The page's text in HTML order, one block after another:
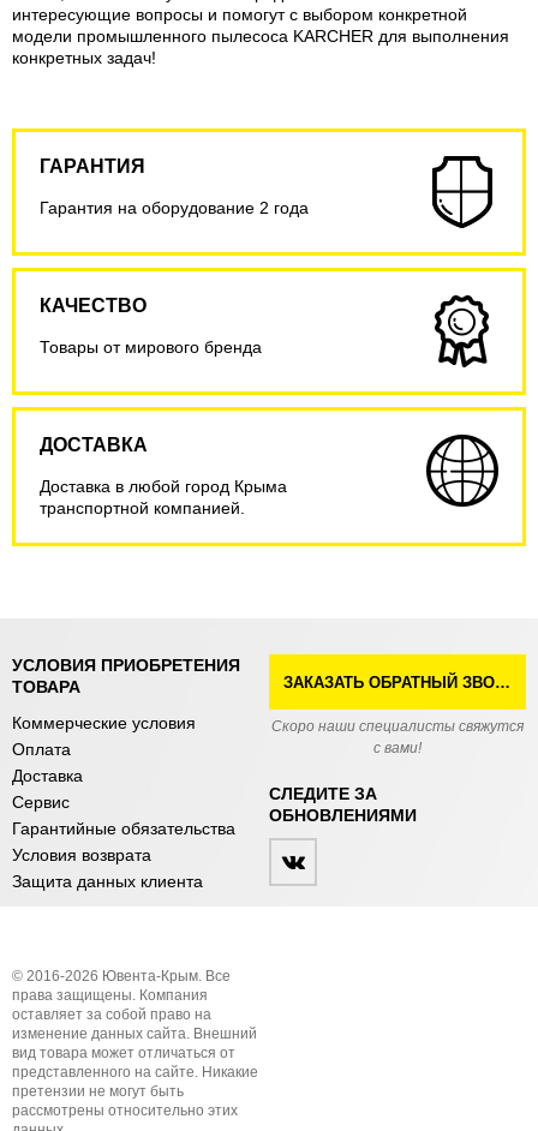
интересующие вопросы и помогут с выбором конкретной
модели промышленного пылесоса KARCHER для выполнения
конкретных задач!
ГАРАНТИЯ
Гарантия на оборудование 2 года
КАЧЕСТВО
Товары от мирового бренда
ДОСТАВКА
Доставка в любой город Крыма
транспортной компанией.
УСЛОВИЯ ПРИОБРЕТЕНИЯ
ТОВАРА
Коммерческие условия
Оплата
Доставка
Сервис
Гарантийные обязательства
Условия возврата
Защита данных клиента
ЗАКАЗАТЬ ОБРАТНЫЙ ЗВОНОК
Скоро наши специалисты свяжутся
с вами!
СЛЕДИТЕ ЗА
ОБНОВЛЕНИЯМИ
© 2016-2026 Ювента-Крым. Все
права защищены. Компания
оставляет за собой право на
изменение данных сайта. Внешний
вид товара может отличаться от
представленного на сайте. Никакие
претензии не могут быть
рассмотрены относительно этих